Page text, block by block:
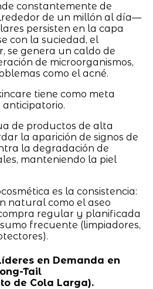
constantemente de
de un millón al día—
persisten en la capa
con la suciedad, el
se genera un caldo de
de microorganismos,
como el acné.
tiene como meta
de productos de alta
la aparición de signos de
la degradación de
manteniendo la piel
es la consistencia:
natural como el aseo
regular y planificada
frecuente (limpiadores,
en Demanda en
Tail
de Cola Larga).